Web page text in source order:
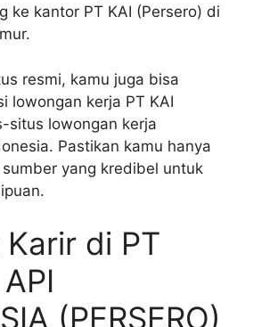
ke kantor PT KAI (Persero) di
resmi, kamu juga bisa
lowongan kerja PT KAI
situs lowongan kerja
Pastikan kamu hanya
yang kredibel untuk
di PT
(PERSERO)